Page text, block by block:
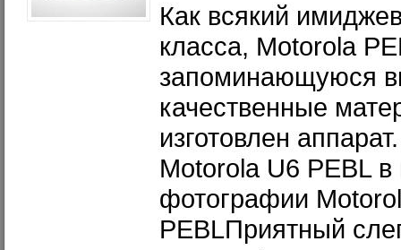
Как всякий
класса, Motorola
запоминающуюся
качественные
изготовлен
Motorola U6 PEBL в
фотографии
PEBLПриятный